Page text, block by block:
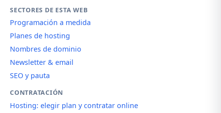
SECTORES DE ESTA WEB
Programación a medida
Planes de hosting
Nombres de dominio
Newsletter & email
SEO y pauta
CONTRATACIÓN
Hosting: elegir plan y contratar online